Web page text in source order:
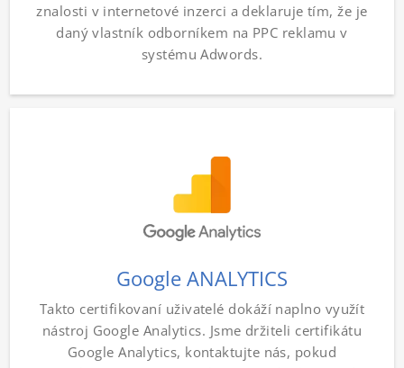
znalosti v internetové inzerci a deklaruje tím, že je
daný vlastník odborníkem na PPC reklamu v
systému Adwords.
Google ANALYTICS
Takto certifikovaní uživatelé dokáží naplno využít
nástroj Google Analytics. Jsme držiteli certifikátu
Google Analytics, kontaktujte nás, pokud